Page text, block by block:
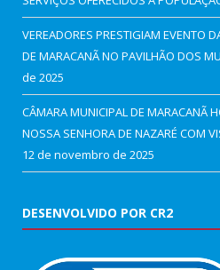
VEREADORES PRESTIGIAM EVENTO
DE MARACANÃ NO PAVILHÃO DOS
de 2025
CÂMARA MUNICIPAL DE MARACANÃ
NOSSA SENHORA DE NAZARÉ COM
12 de novembro de 2025
DESENVOLVIDO POR CR2